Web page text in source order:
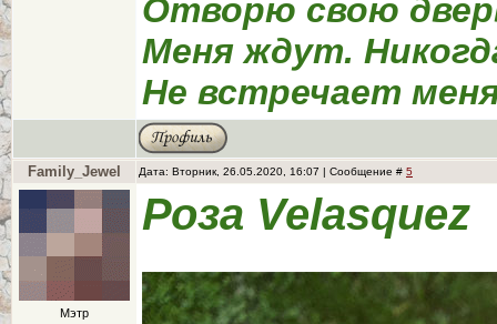
Отворю свою
Меня ждут.
Не встречает
Family_Jewel Дата: Вторник, 26.05.2020, 16:07 | Сообщение # 5
Мэтр
Роза Velasquez